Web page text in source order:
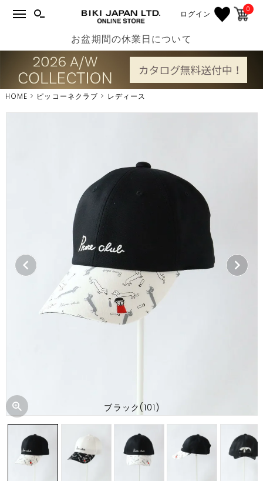
ログイン 0
お盆期間の休業日について
HOME ピッコーネクラブ レディース
ブラック(101)